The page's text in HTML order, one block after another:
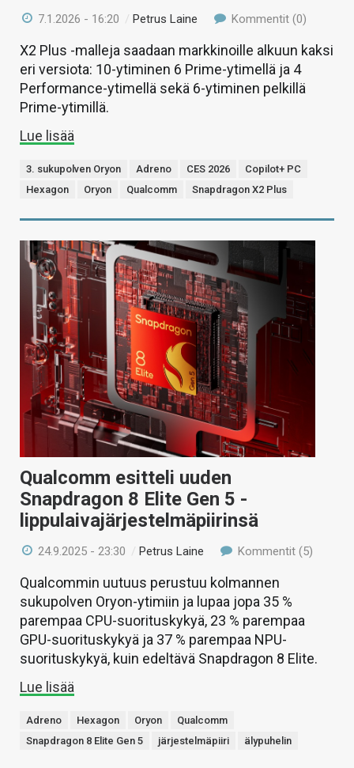
7.1.2026 - 16:20 /Petrus Laine Kommentit (0)
X2 Plus -malleja saadaan markkinoille alkuun kaksi
eri versiota: 10-ytiminen 6 Prime-ytimellä ja 4
Performance-ytimellä sekä 6-ytiminen pelkillä
Prime-ytimillä.
Lue lisää
3. sukupolven Oryon Adreno CES 2026
Copilot+ PC
Hexagon
Oryon Qualcomm Snapdragon X2 Plus
Qualcomm esitteli uuden
Snapdragon 8 Elite Gen 5 -
lippulaivajärjestelmäpiirinsä
24.9.2025 - 23:30 /Petrus Laine Kommentit (5)
Qualcommin uutuus perustuu kolmannen
sukupolven Oryon-ytimiin ja lupaa jopa 35 %
parempaa CPU-suorituskykyä, 23 % parempaa
GPU-suorituskykyä ja 37 % parempaa NPU-
suorituskykyä, kuin edeltävä Snapdragon 8 Elite.
Lue lisää
Adreno Hexagon Oryon
Qualcomm
Snapdragon 8 Elite Gen 5
järjestelmäpiiri älypuhelin